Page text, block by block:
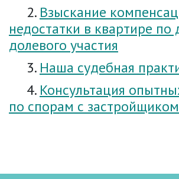
2. Взыскание
недостатки в квартире по
долевого участия
3. Наша судебная
4. Консультация
по спорам с